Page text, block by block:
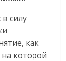
силу
как
на которой